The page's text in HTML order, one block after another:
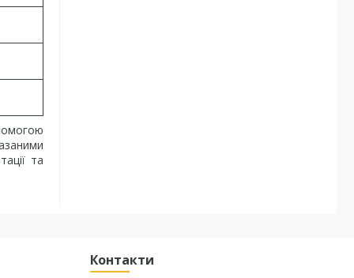
та
Контакти